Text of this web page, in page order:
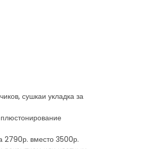
сушкаи укладка за
2790р. вместо 3500р.